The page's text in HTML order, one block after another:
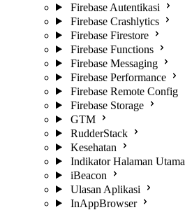
Firebase Autentikasi
Firebase Crashlytics
Firebase Firestore
Firebase Functions
Firebase Messaging
Firebase Performance
Firebase Remote Config
Firebase Storage
GTM
RudderStack
Kesehatan
Indikator Halaman Utama
iBeacon
Ulasan Aplikasi
InAppBrowser